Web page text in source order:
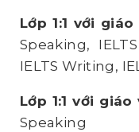
Lớp 1:1 với
Speaking,
IELTS Writing,
Lớp 1:1 với
Speaking